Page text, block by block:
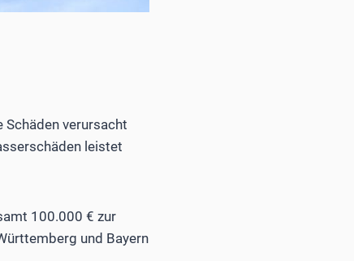
Schäden verursacht
leistet
100.000 € zur
und Bayern